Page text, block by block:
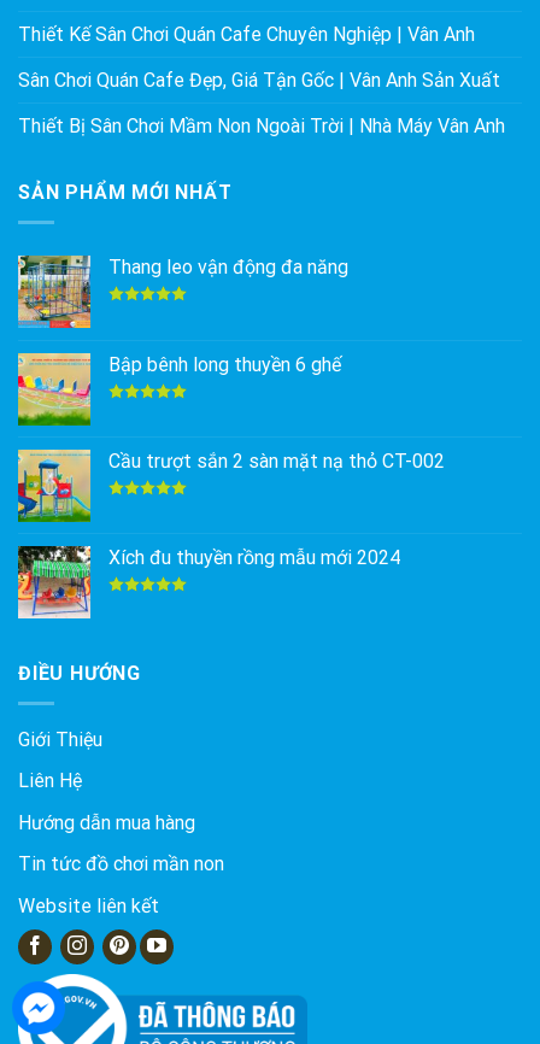
Thiết Kế Sân Chơi Quán Cafe Chuyên Nghiệp | Vân Anh
Sân Chơi Quán Cafe Đẹp, Giá Tận Gốc | Vân Anh Sản Xuất
Thiết Bị Sân Chơi Mầm Non Ngoài Trời | Nhà Máy Vân Anh
SẢN PHẨM MỚI NHẤT
Thang leo vận động đa năng
Bập bênh long thuyền 6 ghế
Cầu trượt sắn 2 sàn mặt nạ thỏ CT-002
Xích đu thuyền rồng mẫu mới 2024
ĐIỀU HƯỚNG
Giới Thiệu
Liên Hệ
Hướng dẫn mua hàng
Tin tức đồ chơi mần non
Website liên kết